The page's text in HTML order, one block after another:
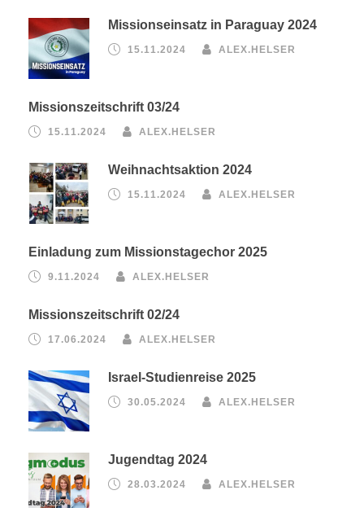
Missionseinsatz in Paraguay 2024
15.11.2024 ALEX.HELSER
Missionszeitschrift 03/24
15.11.2024 ALEX.HELSER
Weihnachtsaktion 2024
15.11.2024 ALEX.HELSER
Einladung zum Missionstagechor 2025
9.11.2024 ALEX.HELSER
Missionszeitschrift 02/24
17.06.2024 ALEX.HELSER
Israel-Studienreise 2025
30.05.2024 ALEX.HELSER
Jugendtag 2024
28.03.2024 ALEX.HELSER